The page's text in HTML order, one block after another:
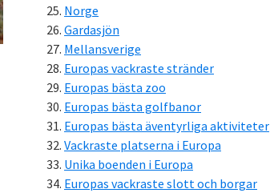
Norge
Gardasjön
Mellansverige
Europas vackraste stränder
Europas bästa zoo
Europas bästa golfbanor
Europas bästa äventyrliga aktiviteter
Vackraste platserna i Europa
Unika boenden i Europa
Europas vackraste slott och borgar